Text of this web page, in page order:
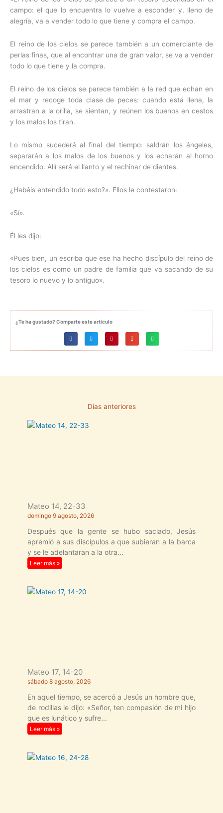
campo: el que lo encuentra lo vuelve a esconder y, lleno de
alegría, va a vender todo lo que tiene y compra el campo.
El reino de los cielos se parece también a un comerciante de
perlas finas, que al encontrar una de gran valor, se va a vender
todo lo que tiene y la compra.
El reino de los cielos se parece también a la red que echan en
el mar y recoge toda clase de peces: cuando está llena, la
arrastran a la orilla, se sientan, y reúnen los buenos en cestos
y los malos los tiran.
Lo mismo sucederá al final del tiempo: saldrán los ángeles,
separarán a los malos de los buenos y los echarán al horno
encendido. Allí será el llanto y el rechinar de dientes.
¿Habéis entendido todo esto?». Ellos le contestaron:
«Sí».
Él les dijo:
«Pues bien, un escriba que ese ha hecho discípulo del reino de
los cielos es como un padre de familia que va sacando de su
tesoro lo nuevo y lo antiguo».
¿Te ha gustado? Comparte este artículo
Días anteriores
Mateo 14, 22-33
domingo 9 agosto, 2026
Después que la gente se hubo saciado, Jesús
apremió a sus discípulos a que subieran a la barca
y se le adelantaran a la otra
Leer más »
Mateo 17, 14-20
sábado 8 agosto, 2026
En aquel tiempo, se acercó a Jesús un hombre que,
de rodillas le dijo: «Señor, ten compasión de mi hijo
que es lunático y sufre
Leer más »
Página